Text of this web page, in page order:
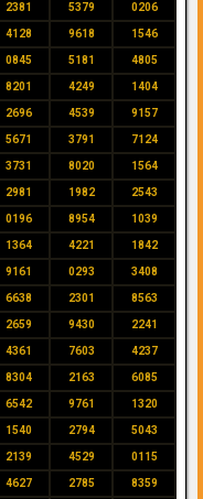
2381 5379 0206
4128 9618 1546
0845 5181 4805
8201 4249 1404
2696 4539 9157
5671 3791 7124
3731 8020 1564
2981 1982 2543
0196 8954 1039
1364 4221 1842
9161 0293 3408
6638 2301 8563
2659 9430 2241
4361 7603 4237
8304 2163 6085
6542 9761 1320
1540 2794 5043
2139 4529 0115
4627 2785 8359